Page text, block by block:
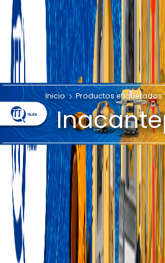
Inicio Productos etiquetados